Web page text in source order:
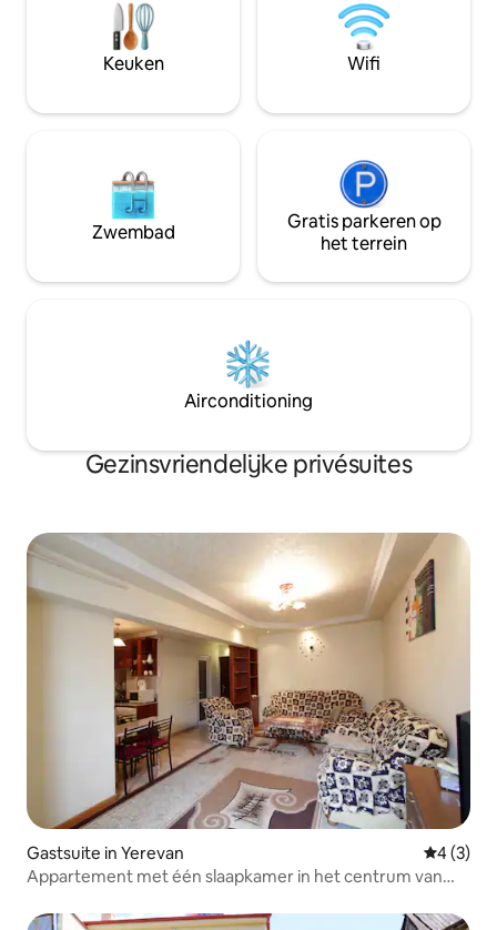
parkeergelegenheid. Gele
appartement-kamer – geschikt voor 4
personen. Een tweepersoonsbed en
een dubbele uitklapbare slaapbank.
sofa, stoelbed,
Keuken Wifi
Zwembad
Gratis parkeren op
het terrein
Airconditioning
Gezinsvriendelijke privésuites
Gastsuite in Yerevan
4 (3)
Appartement met één slaapkamer in het centrum van